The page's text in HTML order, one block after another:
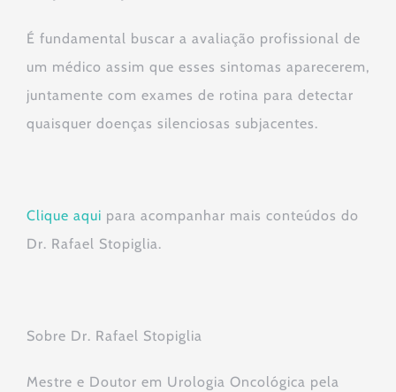
É fundamental buscar a avaliação profissional de
um médico assim que esses sintomas aparecerem,
juntamente com exames de rotina para detectar
quaisquer doenças silenciosas subjacentes.
Clique aqui para acompanhar mais conteúdos do
Dr. Rafael Stopiglia.
Sobre Dr. Rafael Stopiglia
Mestre e Doutor em Urologia Oncológica pela